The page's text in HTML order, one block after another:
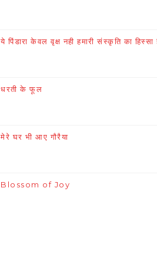
ये पिंडारा केवल वृक्ष नही हमारी संस्कृति का हिस्सा
धरती के फूल
मेरे घर भी आए गौरैया
Blossom of Joy